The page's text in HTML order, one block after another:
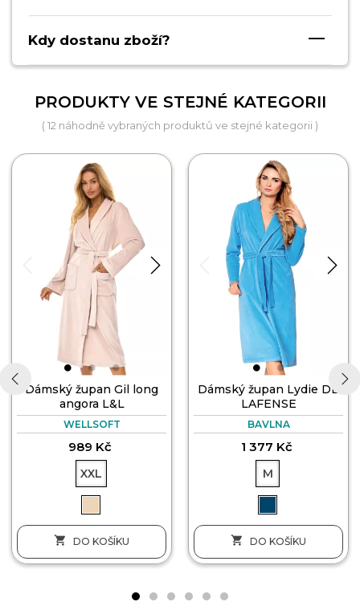
Kdy dostanu zboží?
PRODUKTY VE STEJNÉ KATEGORII
( 12 náhodně vybraných produktů ve stejné kategorii )
Dámský župan Gil long
angora L&L
WELLSOFT
989 Kč
XXL
 DO KOŠÍKU
Dámský župan Lydie DE
LAFENSE
BAVLNA
1 377 Kč
M
 DO KOŠÍKU